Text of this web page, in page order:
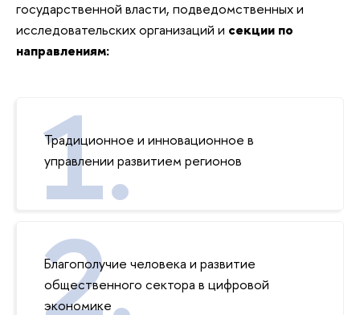
государственной власти, подведомственных и
исследовательских организаций и секции по
направлениям:
Традиционное и инновационное в
управлении развитием регионов
Благополучие человека и развитие
общественного сектора в цифровой
экономике